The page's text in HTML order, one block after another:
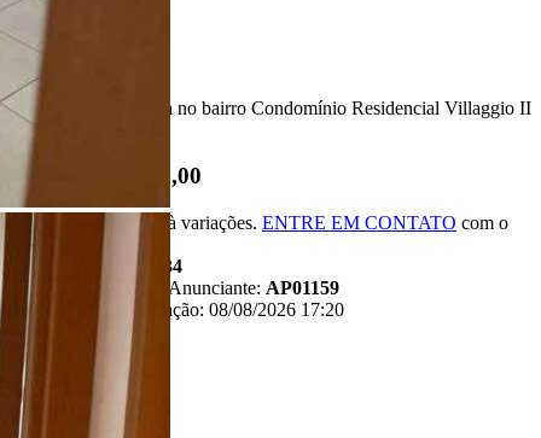
Descrição
Apartamento à venda no bairro Condomínio Residencial Villaggio II
em Bauru - SP
R$ 260.000,00
*Valor sujeito à variações. ENTRE EM CONTATO com o
anunciante.
Código:
481534
Referência do Anunciante: AP01159
Última atualização: 08/08/2026 17:20
Anunciante